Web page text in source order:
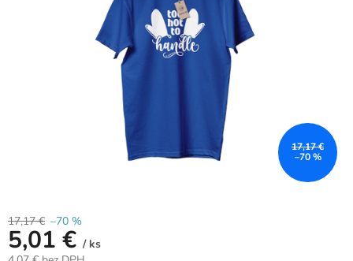
hviezdičiek.
17,17 €
–70 %
17,17 € –70 %
5,01 € / ks